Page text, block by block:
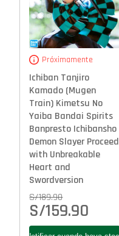
Próximamente
Ichiban Tanjiro
Kamado (Mugen
Train) Kimetsu No
Yaiba Bandai Spirits
Banpresto Ichibansho
Demon Slayer Proceed
with Unbreakable
Heart and
Swordversion
S/189.90
S/159.90